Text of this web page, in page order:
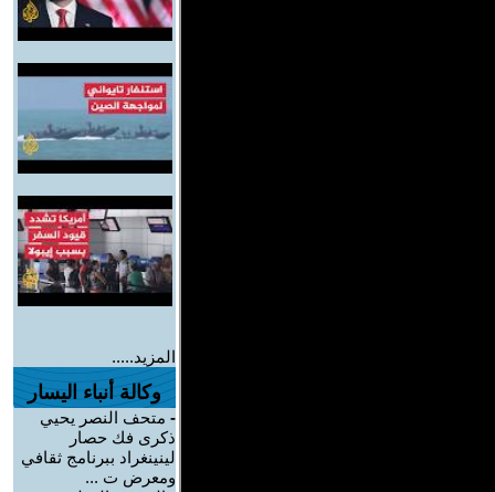
المزيد.....
وكالة أنباء اليسار
- متحف النصر يحيي
ذكرى فك حصار
لينينغراد ببرنامج ثقافي
ومعرض ت ...